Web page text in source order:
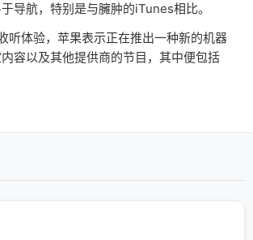
航，特别是与臃肿的iTunes相比。
体验，苹果表示正在推出一种新的机器
容以及其他提供商的节目，其中便包括